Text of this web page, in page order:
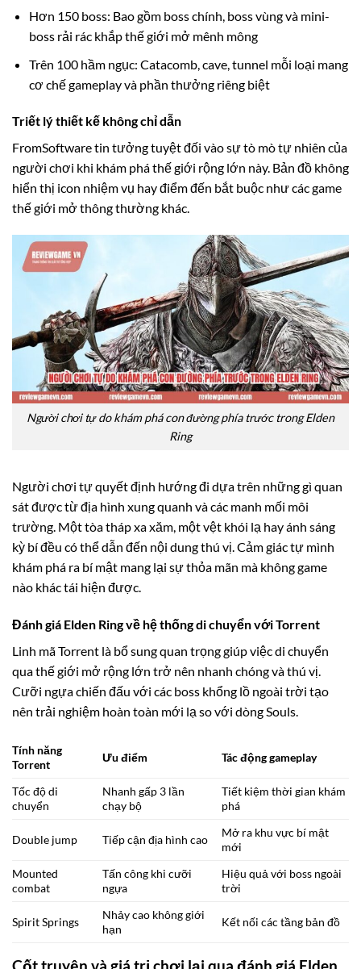
Hơn 150 boss: Bao gồm boss chính, boss vùng và mini-
boss rải rác khắp thế giới mở mênh mông
Trên 100 hầm ngục: Catacomb, cave, tunnel mỗi loại mang
cơ chế gameplay và phần thưởng riêng biệt
Triết lý thiết kế không chỉ dẫn
FromSoftware tin tưởng tuyệt đối vào sự tò mò tự nhiên của
người chơi khi khám phá thế giới rộng lớn này. Bản đồ không
hiển thị icon nhiệm vụ hay điểm đến bắt buộc như các game
thế giới mở thông thường khác.
Người chơi tự do khám phá con đường phía trước trong Elden
Ring
Người chơi tự quyết định hướng đi dựa trên những gì quan
sát được từ địa hình xung quanh và các manh mối môi
trường. Một tòa tháp xa xăm, một vệt khói lạ hay ánh sáng
kỳ bí đều có thể dẫn đến nội dung thú vị. Cảm giác tự mình
khám phá ra bí mật mang lại sự thỏa mãn mà không game
nào khác tái hiện được.
Đánh giá Elden Ring về hệ thống di chuyển với Torrent
Linh mã Torrent là bổ sung quan trọng giúp việc di chuyển
qua thế giới mở rộng lớn trở nên nhanh chóng và thú vị.
Cưỡi ngựa chiến đấu với các boss khổng lồ ngoài trời tạo
nên trải nghiệm hoàn toàn mới lạ so với dòng Souls.
Tính năng
Torrent
Ưu điểm Tác động gameplay
Tốc độ di
chuyển
Nhanh gấp 3 lần
chạy bộ
Tiết kiệm thời gian khám
phá
Double jump Tiếp cận địa hình cao
Mở ra khu vực bí mật
mới
Mounted
combat
Tấn công khi cưỡi
ngựa
Hiệu quả với boss ngoài
trời
Spirit Springs
Nhảy cao không giới
hạn
Kết nối các tầng bản đồ